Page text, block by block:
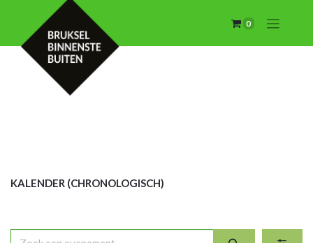
0
KALENDER (CHRONOLOGISCH)